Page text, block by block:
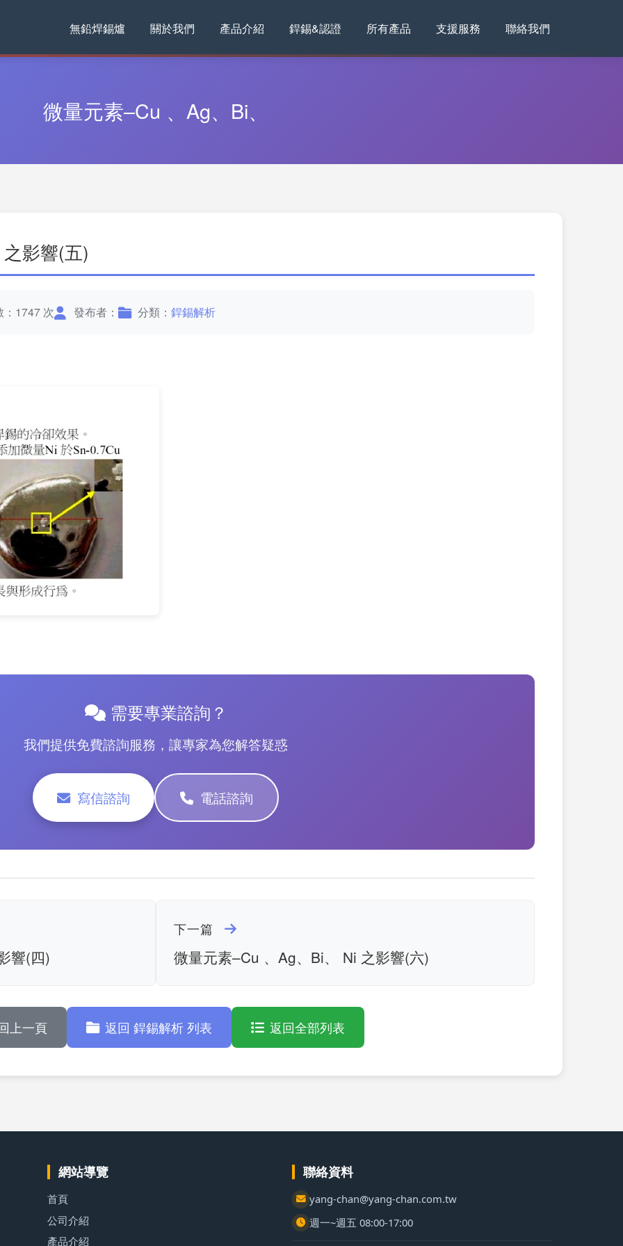
無鉛焊錫爐 關於我們 產品介紹 銲錫&認證 所有產品 支援服務 聯絡我們
微量元素–Cu 、Ag、Bi、
影響(五)
：1747 次 發布者： 分類： 銲錫解析
需要專業諮詢？
我們提供免費諮詢服務，讓專家為您解答疑惑
寫信諮詢 電話諮詢
響(四)
下一篇
微量元素–Cu 、Ag、Bi、 Ni 之影響(六)
上一頁 返回 銲錫解析 列表 返回全部列表
網站導覽
首頁
公司介紹
產品介紹
聯絡資料
yang-chan@yang-chan.com.tw
週一~週五 08:00-17:00